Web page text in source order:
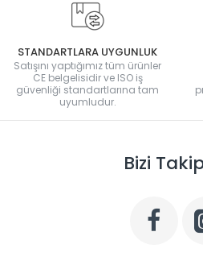
STANDARTLARA UYGUNLUK
Satışını yaptığımız tüm ürünler
CE belgelisidir ve ISO iş
güvenliği standartlarına tam
uyumludur.
Bizi